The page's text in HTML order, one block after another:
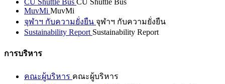
MuvMi MuvMi
จุฬาฯ กับความยั่งยืน จุฬาฯ กับความยั่งยืน
Sustainability Report Sustainability Report
การบริหาร
คณะผู้บริหาร คณะผู้บริหาร